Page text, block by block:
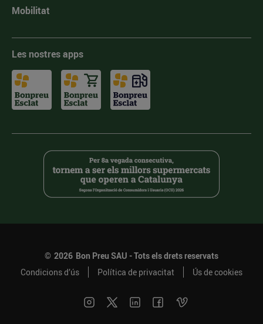
Mobilitat
Les nostres apps
© 2026 Bon Preu SAU - Tots els drets reservats
Condicions d’ús
Política de privacitat Ús de cookies